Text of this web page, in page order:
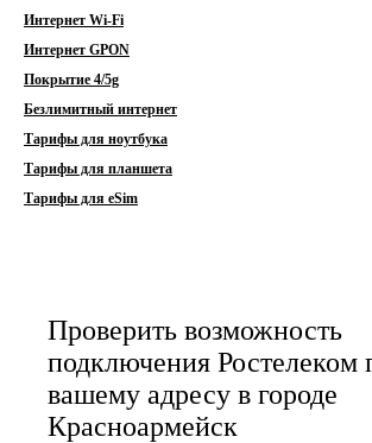
Интернет Wi-Fi
Интернет GPON
Покрытие 4/5g
Безлимитный интернет
Тарифы для ноутбука
Тарифы для планшета
Тарифы для eSim
Проверить возможность
подключения Ростелеком
вашему адресу в городе
Красноармейск